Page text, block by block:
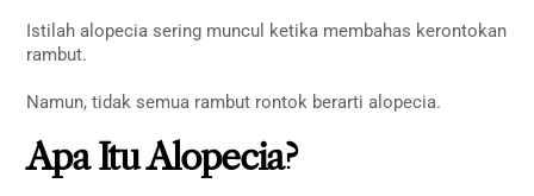
Istilah alopecia sering muncul ketika membahas kerontokan
rambut.
Namun, tidak semua rambut rontok berarti alopecia.
Apa Itu Alopecia?